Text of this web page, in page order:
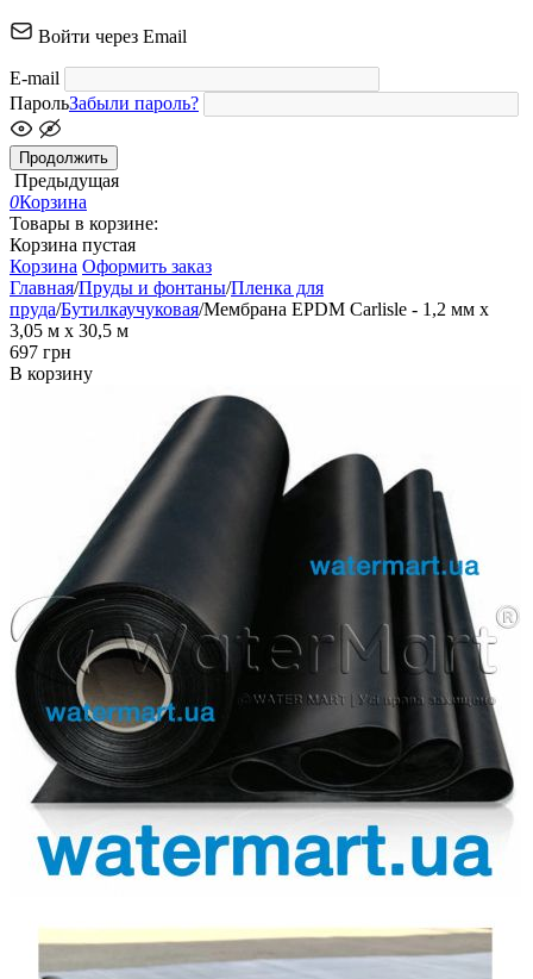
Войти через Email
E-mail
ПарольЗабыли пароль?
Продолжить
Предыдущая
0Корзина
Товары в корзине:
Корзина пустая
Корзина Оформить заказ
Главная/Пруды и фонтаны/Пленка для
пруда/Бутилкаучуковая/Мембрана EPDM Carlisle - 1,2 мм x
3,05 м x 30,5 м
‍697‍ грн
В корзину